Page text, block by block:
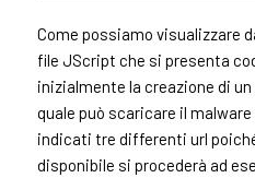
Come possiamo visualizzare
file JScript che si presenta
inizialmente la creazione di
quale può scaricare il
indicati tre differenti url
disponibile si procederà ad